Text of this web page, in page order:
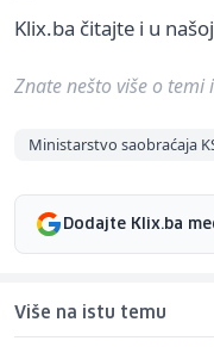
Klix.ba čitajte i u
Znate nešto više o
Ministarstvo saobraćaja
Dodajte Klix.ba
Više na istu temu